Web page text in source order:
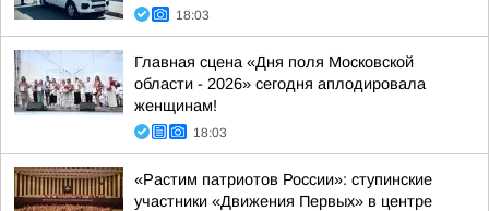
18:03
Главная сцена «Дня поля Московской
области - 2026» сегодня аплодировала
женщинам!
18:03
«Растим патриотов России»: ступинские
участники «Движения Первых» в центре